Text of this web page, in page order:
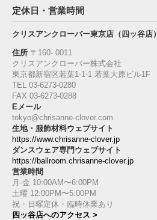
定休日・営業時間
クリスアンクローバー東京店（四ッ谷店）
住所 〒160‐ 0011
クリスアンクローバー株式会社
東京都新宿区若葉1‐1-1 若葉大原ビル1F
TEL 03-6273-0280
FAX 03-6273-0288
Eメール
tokyo@chrisanne-clover.com
生地・服飾材料ウェブサイト
https://www.chrisanne-clover.jp
ダンスウェア専門ウェブサイト
https://ballroom.chrisanne-clover.jp
営業時間
月-金 10:00AM〜6:00PM
土曜 12:00PM〜5:00PM
祝・日曜定休・臨時休業あり
四ッ谷店へのアクセス >